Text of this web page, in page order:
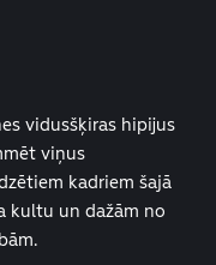
vidusšķiras hipijus
viņus
kadriem šajā
kultu un dažām no